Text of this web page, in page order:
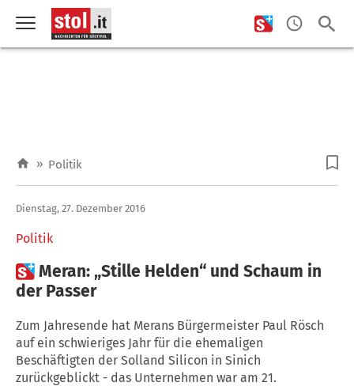
» Politik
Politik
Dienstag, 27. Dezember 2016
Meran: „Stille Helden“ und Schaum in
der Passer
Zum Jahresende hat Merans Bürgermeister Paul Rösch
auf ein schwieriges Jahr für die ehemaligen
Beschäftigten der Solland Silicon in Sinich
zurückgeblickt - das Unternehmen war am 21.